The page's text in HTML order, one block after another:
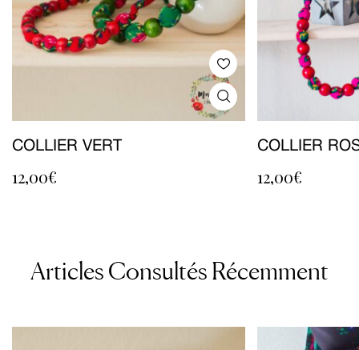
COLLIER VERT
12,00€
COLLIER
12,00€
Articles Consultés Récemment